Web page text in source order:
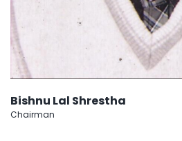
Bishnu Lal Shrestha
Chairman